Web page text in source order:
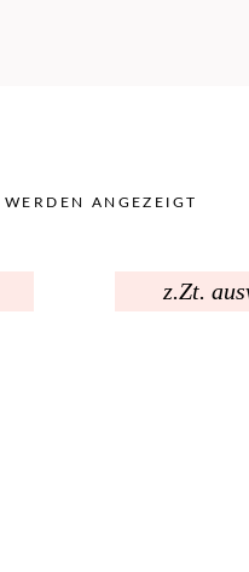
ANGEZEIGT
z.Zt.